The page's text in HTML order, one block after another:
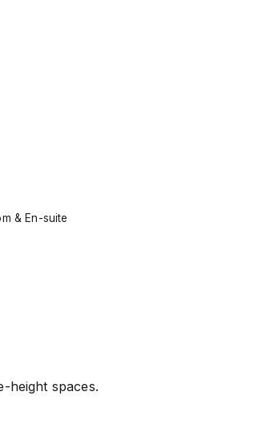
& En-suite
height spaces.